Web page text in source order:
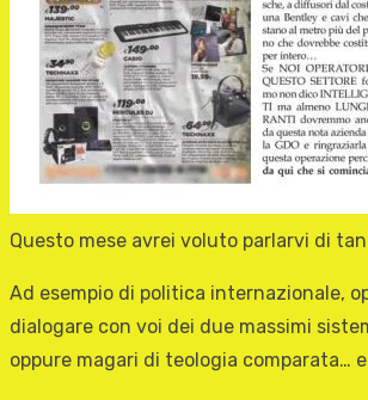
Questo mese avrei voluto parlarvi di
Ad esempio di politica internazionale,
dialogare con voi dei due massimi
oppure magari di teologia comparata…